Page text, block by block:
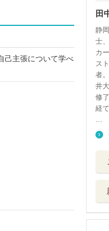
己主張について学べ
田
静
士
カ
ス
者
井
修
経
…